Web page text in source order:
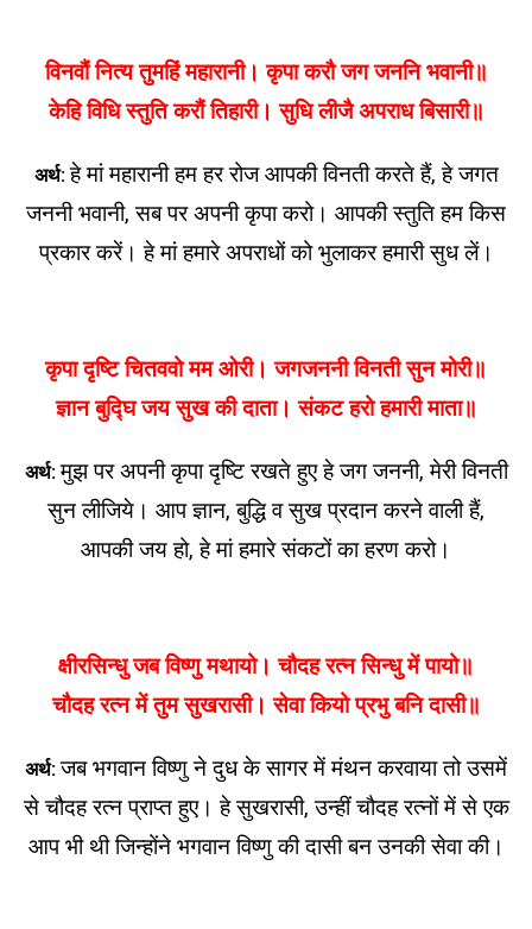
विनवौं नित्य तुमहिं महारानी। कृपा करौ जग जननि भवानी॥
केहि विधि स्तुति करौं तिहारी। सुधि लीजै अपराध बिसारी॥
अर्थ:हे मां महारानी हम हर रोज आपकी विनती करते हैं, हे जगत
जननी भवानी, सब पर अपनी कृपा करो। आपकी स्तुति हम किस
प्रकार करें। हे मां हमारे अपराधों को भुलाकर हमारी सुध लें।
कृपा दृष्टि चितववो मम ओरी। जगजननी विनती सुन मोरी॥
ज्ञान बुद्घि जय सुख की दाता। संकट हरो हमारी माता॥
अर्थ:मुझ पर अपनी कृपा दृष्टि रखते हुए हे जग जननी, मेरी विनती
सुन लीजिये। आप ज्ञान, बुद्धि व सुख प्रदान करने वाली हैं,
आपकी जय हो, हे मां हमारे संकटों का हरण करो।
क्षीरसिन्धु जब विष्णु मथायो। चौदह रत्न सिन्धु में पायो॥
चौदह रत्न में तुम सुखरासी। सेवा कियो प्रभु बनि दासी॥
अर्थ:जब भगवान विष्णु ने दुध के सागर में मंथन करवाया तो उसमें
से चौदह रत्न प्राप्त हुए। हे सुखरासी, उन्हीं चौदह रत्नों में से एक
आप भी थी जिन्होंने भगवान विष्णु की दासी बन उनकी सेवा की।